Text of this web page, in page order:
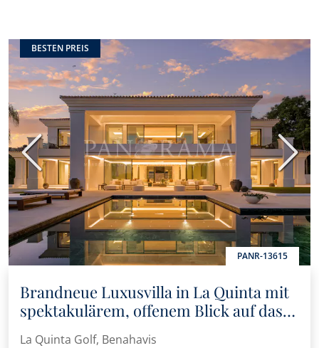
BESTEN PREIS
PANR-13615
Vorherige
Brandneue Luxusvilla in La Quinta mit
spektakulärem, offenem Blick auf das
Meer und den Golfplatz
La Quinta Golf, Benahavis